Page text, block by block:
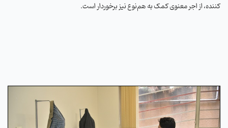
کننده، از اجر معنوی کمک به هم‌نوع نیز برخوردار است.